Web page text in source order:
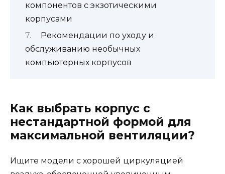
компонентов с экзотическими
корпусами
Рекомендации по уходу и
обслуживанию необычных
компьютерных корпусов
Как выбрать корпус с
нестандартной формой для
максимальной вентиляции?
Ищите модели с хорошей циркуляцией